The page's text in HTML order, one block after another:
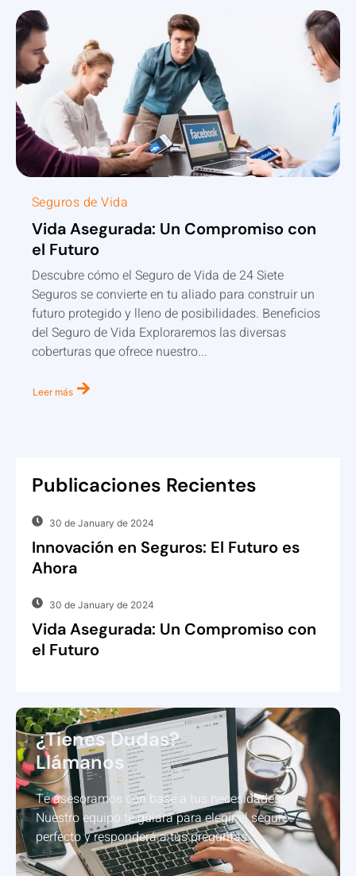
Seguros de Vida
Vida Asegurada: Un Compromiso con
el Futuro
Descubre cómo el Seguro de Vida de 24 Siete
Seguros se convierte en tu aliado para construir un
futuro protegido y lleno de posibilidades. Beneficios
del Seguro de Vida Exploraremos las diversas
coberturas que ofrece nuestro...
Leer más
Publicaciones Recientes
30 de January de 2024
Innovación en Seguros: El Futuro es
Ahora
30 de January de 2024
Vida Asegurada: Un Compromiso con
el Futuro
¿Tienes Dudas?
Llámanos
Te asesoramos con base a tus necesidades.
Nuestro equipo te guiará para elegir el seguro
perfecto y responderá a tus preguntas.